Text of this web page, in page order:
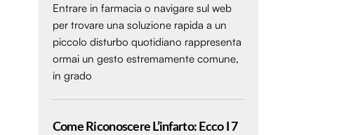
Entrare in farmacia o navigare sul web
per trovare una soluzione rapida a un
piccolo disturbo quotidiano rappresenta
ormai un gesto estremamente comune,
in grado
Come Riconoscere L’infarto: Ecco I 7